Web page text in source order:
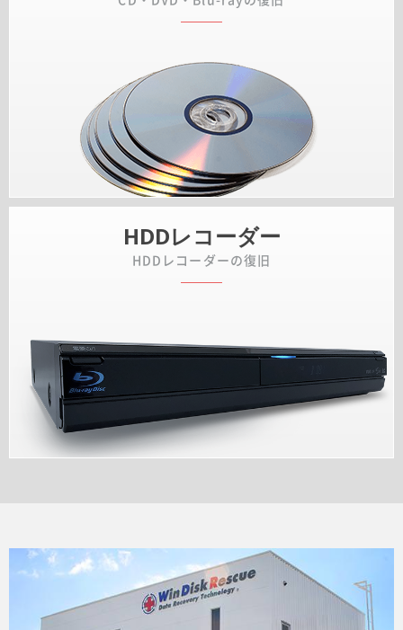
HDDレコーダー
HDDレコーダーの復旧